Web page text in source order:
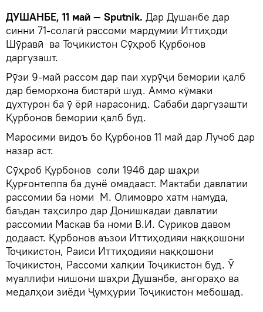
ДУШАНБЕ, 11 май — Sputnik. Дар Душанбе дар
синни 71-солагӣ рассоми мардумии Иттиҳоди
Шӯравӣ ва Тоҷикистон Сӯҳроб Қурбонов
даргузашт.
Рӯзи 9-май рассом дар паи хурӯҷи бемории қалб
дар беморхона бистарӣ шуд. Аммо кӯмаки
духтурон ба ӯ ёрӣ нарасонид. Сабаби даргузашти
Қурбонов бемории қалб буд.
Маросими видоъ бо Қурбонов 11 май дар Лучоб дар
назар аст.
Сӯҳроб Қурбонов соли 1946 дар шаҳри
Қурғонтеппа ба дунё омадааст. Мактаби давлатии
рассомии ба номи М. Олимовро хатм намуда,
баъдан таҳсилро дар Донишкадаи давлатии
рассомии Маскав ба номи В.И. Суриков давом
додааст. Қурбонов аъзои Иттиҳодияи наққошони
Тоҷикистон, Раиси Иттиҳодияи наққошони
Тоҷикистон, Рассоми халқии Тоҷикистон буд. Ӯ
муаллифи нишони шаҳри Душанбе, ангораҳо ва
медалҳои зиёди Ҷумҳурии Тоҷикистон мебошад.